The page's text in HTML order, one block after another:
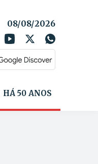
08/08/2026
HÁ 50 ANOS